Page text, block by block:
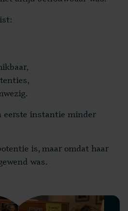
eerste instantie minder
is, maar omdat haar
was.